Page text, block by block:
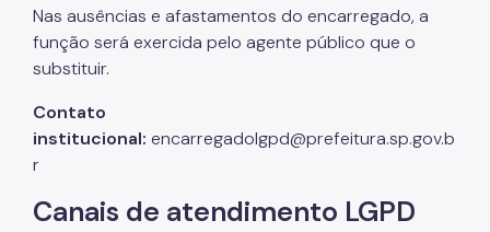
Nas ausências e afastamentos do encarregado, a
função será exercida pelo agente público que o
substituir.
Contato
institucional: encarregadolgpd@prefeitura.sp.gov.b
r
Canais de atendimento LGPD